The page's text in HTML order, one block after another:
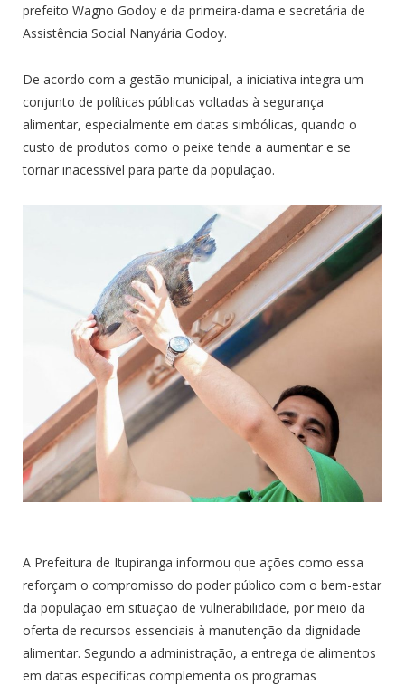
prefeito Wagno Godoy e da primeira-dama e secretária de
Assistência Social Nanyária Godoy.
De acordo com a gestão municipal, a iniciativa integra um
conjunto de políticas públicas voltadas à segurança
alimentar, especialmente em datas simbólicas, quando o
custo de produtos como o peixe tende a aumentar e se
tornar inacessível para parte da população.
A Prefeitura de Itupiranga informou que ações como essa
reforçam o compromisso do poder público com o bem-estar
da população em situação de vulnerabilidade, por meio da
oferta de recursos essenciais à manutenção da dignidade
alimentar. Segundo a administração, a entrega de alimentos
em datas específicas complementa os programas